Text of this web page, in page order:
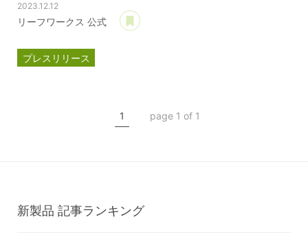
2023.12.12
リーフワークス 公式
プレスリリース
1 page 1 of 1
新製品 記事ランキング